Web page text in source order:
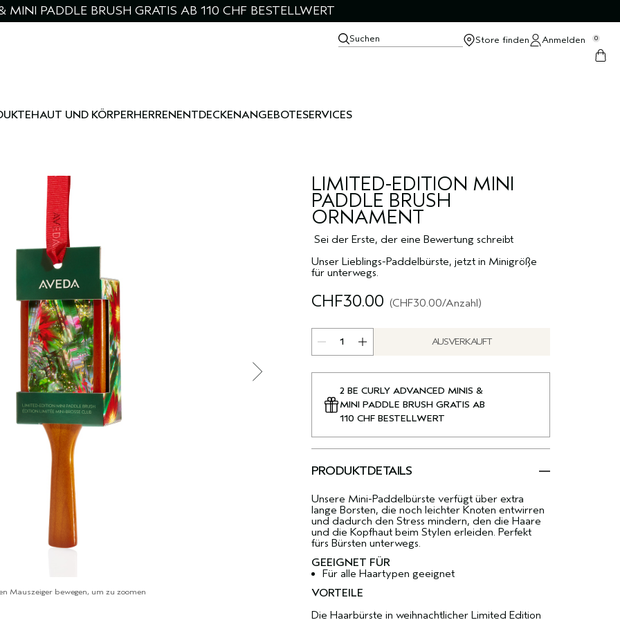
PADDLE BRUSH GRATIS AB 110 CHF BESTELLWERT
Suchen Store finden Anmelden 0
HAUT UND KÖRPERHERRENENTDECKENANGEBOTESERVICES
LIMITED-EDITION MINI
PADDLE BRUSH
ORNAMENT
Sei der Erste, der eine Bewertung schreibt
Unser Lieblings-Paddelbürste, jetzt in Minigröße
für unterwegs.
Mauszeiger bewegen, um zu zoomen
CHF30.00 CHF30.00/Anzahl
AUSVERKAUFT
2 BE CURLY ADVANCED MINIS &
MINI PADDLE BRUSH GRATIS AB
110 CHF BESTELLWERT
PRODUKTDETAILS
Unsere Mini-Paddelbürste verfügt über extra
lange Borsten, die noch leichter Knoten entwirren
und dadurch den Stress mindern, den die Haare
und die Kopfhaut beim Stylen erleiden. Perfekt
fürs Bürsten unterwegs.
GEEIGNET FÜR
Für alle Haartypen geeignet
VORTEILE
Die Haarbürste in weihnachtlicher Limited Edition